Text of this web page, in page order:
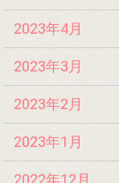
2023年4月
2023年3月
2023年2月
2023年1月
2022年12月